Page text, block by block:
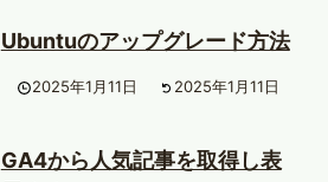
Ubuntuのアップグレード方法
2025年1月11日 2025年1月11日
GA4から人気記事を取得し表